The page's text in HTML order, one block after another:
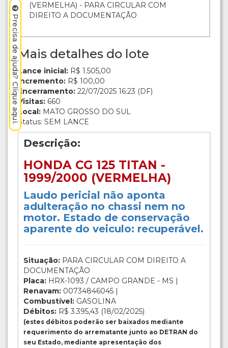
(VERMELHA) - PARA CIRCULAR COM
DIREITO A DOCUMENTAÇÃO
Mais detalhes do lote
Lance inicial: R$ 1.505,00
Incremento: R$ 100,00
Encerramento: 22/07/2025 16:23 (DF)
Visitas: 660
Local: MATO GROSSO DO SUL
Status: SEM LANCE
Descrição:
HONDA CG 125 TITAN -
1999/2000 (VERMELHA)
Laudo pericial não aponta
adulteração no chassi nem no
motor. Estado de conservação
aparente do veiculo: recuperável.
Situação: PARA CIRCULAR COM DIREITO A
DOCUMENTAÇÃO
Placa: HRX-1093 / CAMPO GRANDE - MS |
Renavam: 00734846045 |
Combustível: GASOLINA
Débitos: R$ 3.395,43 (18/02/2025)
(estes débitos poderão ser baixados mediante
requerimento do arrematante junto ao DETRAN do
seu Estado, mediante apresentação dos
Precisa de ajuda? Clique aqui.